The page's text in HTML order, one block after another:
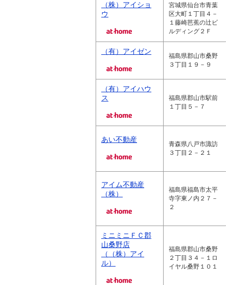
（株）アイショ
ウ
宮城県仙台市青葉
区大町１丁目４－
１藤崎芭蕉の辻ビ
ルディング２Ｆ
（有）アイゼン
福島県郡山市桑野
３丁目１９－９
（有）アイハウ
ス
福島県郡山市駅前
１丁目５－７
あい不動産
青森県八戸市諏訪
３丁目２－２１
アイム不動産
（株）
福島県福島市太平
寺字東ノ内２７－
２
ミニミニＦＣ郡
山桑野店
（（株）アイ
ル）
福島県郡山市桑野
２丁目３４－１ロ
イヤル桑野１０１